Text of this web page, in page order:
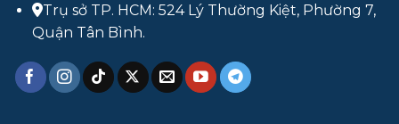
Trụ sở TP. HCM: 524 Lý Thường Kiệt, Phường 7,
Quận Tân Bình.